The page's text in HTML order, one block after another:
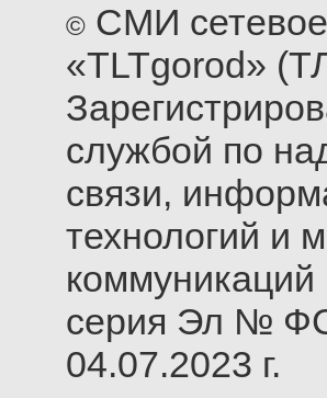
© СМИ
«TLTgorod»
службой по
связи,
технологий и
серия Эл №
04.07.2023 г.